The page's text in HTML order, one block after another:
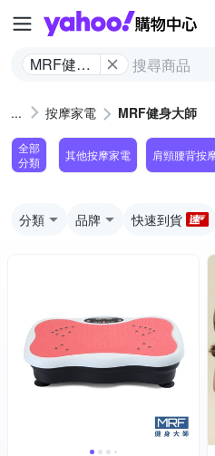
MRF健身
按摩家電 MRF健身大師
全部
分類
其他按摩家電 肩頸腰背按
分類 品牌 快速到貨